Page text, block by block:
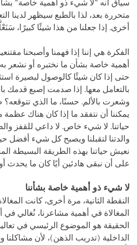
سياق أنه "لا شيء ذو أهمية خاصة"
متحررة بعد، لذا بالطبع سيظهر لدينا
أخرى. إذا جعلنا من هذا شيئًا كبيرًا،
الفكرة هي إننا إذا فهمنا وأصبحنا
أهمية خاصة بشأن ما نختبره أو نشعر
حتى إذا كان شيئًا كالوصول لبصيرة
بالتعامل معها. إذا صدمت إصبع قدمك
وشعرت بالألم. حسنًا، ما الذي
يمكننا أن نتفقد ما إذا كان هناك
حياتنا. لا شيء خاص. لا داعي للقفز
والدتنا لتقبلنا ويصبح كل شيء أفضل
نعيش حياتنا بهذه الطريقة البسيطة
على أن نبقى هادئين أيًا كان ما يحدث
لا شيء ذو أهمية خاصة بشأننا
النقطة الثانية، مرة أخرى، كانت
المغالاة في أهمية مشاعرنا، نُغالي في
الحقيقة هو الموضوع الرئيسي في
الداخلية (تدريب الذهن)، لأن مشاكلنا